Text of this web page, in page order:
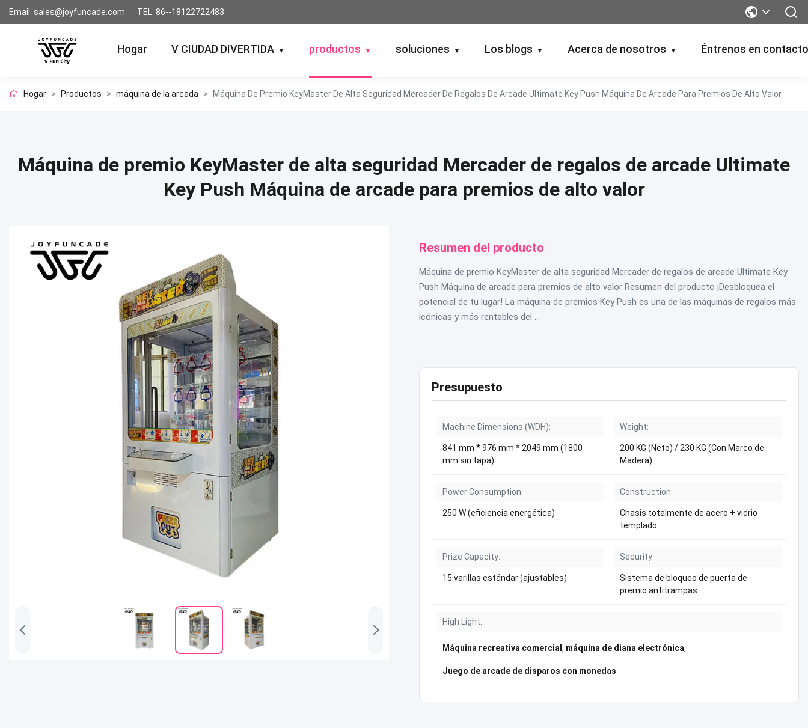
Email: sales@joyfuncade.com TEL: 86--18122722483
Hogar V CIUDAD DIVERTIDA ▼ productos ▼ soluciones ▼ Los blogs ▼ Acerca de nosotros ▼ Éntrenos en
Hogar > Productos > máquina de la arcada > Máquina De Premio KeyMaster De Alta Seguridad Mercader De Regalos De Arcade Ultimate Key Push Máquina De Arcade Para Premios De Alto Valor
Máquina de premio KeyMaster de alta seguridad Mercader de regalos de arcade Ultimate
Key Push Máquina de arcade para premios de alto valor
Resumen del producto
Máquina de premio KeyMaster de alta seguridad Mercader de regalos de arcade Ultimate Key
Push Máquina de arcade para premios de alto valor Resumen del producto ¡Desbloquea el
potencial de tu lugar! La máquina de premios Key Push es una de las máquinas de regalos más
icónicas y más rentables del ...
Presupuesto
Machine Dimensions (WDH):
841 mm * 976 mm * 2049 mm (1800
mm sin tapa)
Weight:
200 KG (Neto) / 230 KG (Con Marco de
Madera)
Power Consumption:
250 W (eficiencia energética)
Construction:
Chasis totalmente de acero + vidrio
templado
Prize Capacity:
15 varillas estándar (ajustables)
Security:
Sistema de bloqueo de puerta de
premio antitrampas
High Light:
Máquina recreativa comercial , máquina de diana electrónica,
Juego de arcade de disparos con monedas